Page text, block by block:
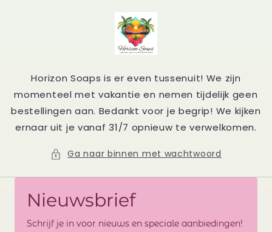
Horizon Soaps is er even tussenuit! We zijn
momenteel met vakantie en nemen tijdelijk geen
bestellingen aan. Bedankt voor je begrip! We kijken
ernaar uit je vanaf 31/7 opnieuw te verwelkomen.
Ga naar binnen met wachtwoord
Nieuwsbrief
Schrijf je in voor nieuws en speciale aanbiedingen!